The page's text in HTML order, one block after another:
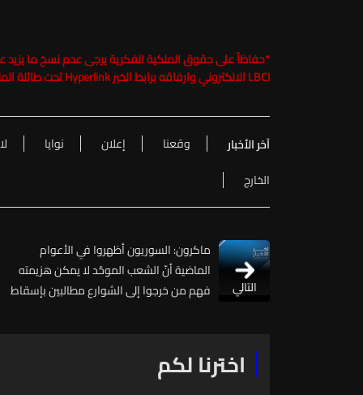
*
LBCI الالكتروني وارفاقه برابط الخبر Hyperlink تحت طائلة الملاحقة القانونية
آخر الأخبار وقعنا إعلان نوايا
الخارج
التالي
ماكرون: السوريون أظهروا في الأعوام
الماضية أنّ الشعب الموحّد لا يمكن هزيمته
فهم من خرجوا إلى الشوارع مطالبين بإسقاط
اخترنا لكم